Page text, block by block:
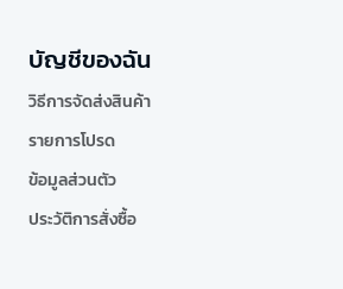
บัญชีของฉัน
วิธีการจัดส่งสินค้า
รายการโปรด
ข้อมูลส่วนตัว
ประวัติการสั่งซื้อ